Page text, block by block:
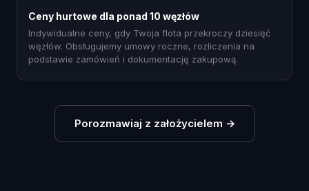
Ceny hurtowe dla ponad 10 węzłów
Indywidualne ceny, gdy Twoja flota przekroczy dziesięć
węzłów. Obsługujemy umowy roczne, rozliczenia na
podstawie zamówień i dokumentację zakupową.
Porozmawiaj z założycielem →